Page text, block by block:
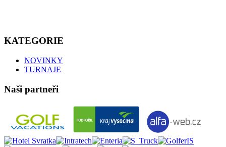
KATEGORIE
NOVINKY
TURNAJE
Naši partneři